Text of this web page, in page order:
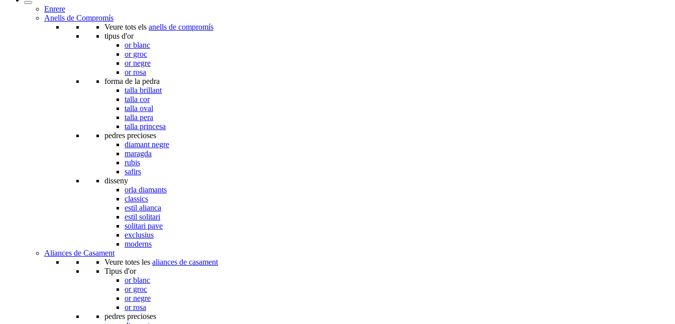
Enrere
Anells de Compromís
Veure tots els anells de compromís
tipus d'or
or blanc
or groc
or negre
or rosa
forma de la pedra
talla brillant
talla cor
talla oval
talla pera
talla princesa
pedres precioses
diamant negre
maragda
rubis
safirs
disseny
orla diamants
classics
estil alianca
estil solitari
solitari pave
exclusius
moderns
Aliances de Casament
Veure totes les aliances de casament
Tipus d'or
or blanc
or groc
or negre
or rosa
pedres precioses